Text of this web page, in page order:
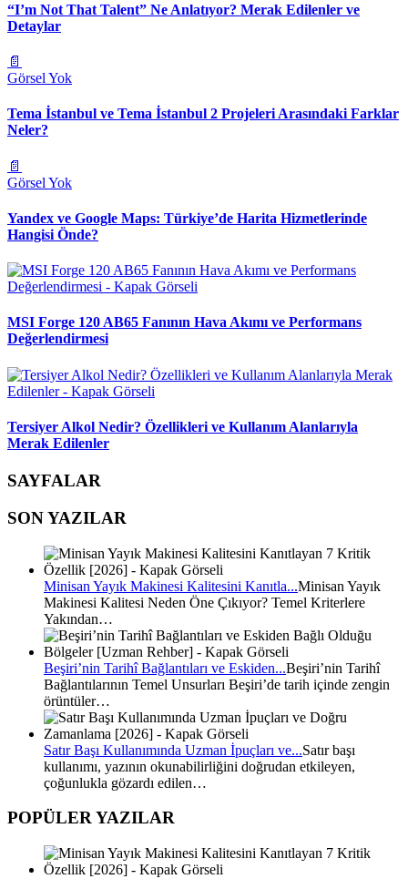
“I’m Not That Talent” Ne Anlatıyor? Merak Edilenler ve
Detaylar
📄
Görsel Yok
Tema İstanbul ve Tema İstanbul 2 Projeleri Arasındaki Farklar
Neler?
📄
Görsel Yok
Yandex ve Google Maps: Türkiye’de Harita Hizmetlerinde
Hangisi Önde?
MSI Forge 120 AB65 Fanının Hava Akımı ve Performans
Değerlendirmesi
Tersiyer Alkol Nedir? Özellikleri ve Kullanım Alanlarıyla
Merak Edilenler
SAYFALAR
SON YAZILAR
Minisan Yayık Makinesi Kalitesini Kanıtla...Minisan Yayık
Makinesi Kalitesi Neden Öne Çıkıyor? Temel Kriterlere
Yakından…
Beşiri’nin Tarihî Bağlantıları ve Eskiden...Beşiri’nin Tarihî
Bağlantılarının Temel Unsurları Beşiri’de tarih içinde zengin
örüntüler…
Satır Başı Kullanımında Uzman İpuçları ve...Satır başı
kullanımı, yazının okunabilirliğini doğrudan etkileyen,
çoğunlukla gözardı edilen…
POPÜLER YAZILAR